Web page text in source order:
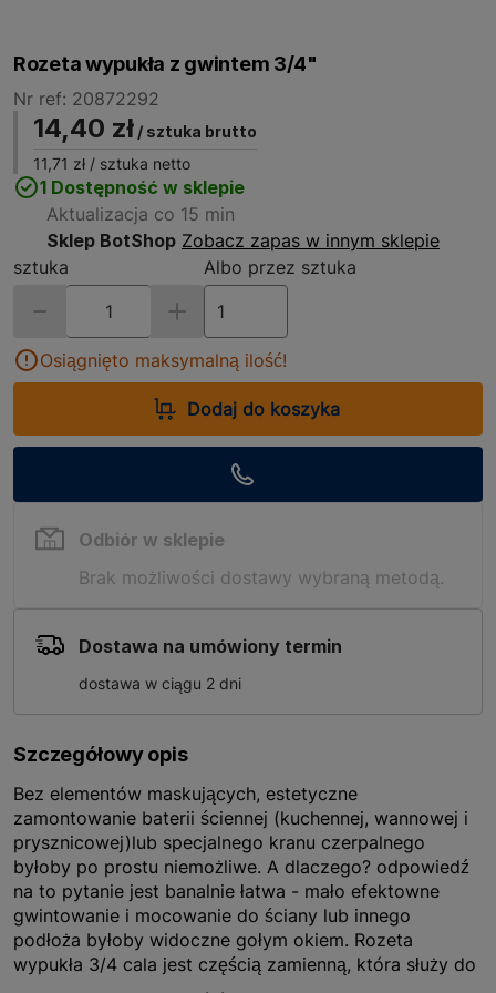
Rozeta wypukła z gwintem 3/4"
Nr ref: 20872292
14,40 zł / sztuka brutto
11,71 zł / sztuka netto
1 Dostępność w sklepie
Aktualizacja co 15 min
Sklep BotShop Zobacz zapas w innym sklepie
sztuka
Albo przez sztuka
Osiągnięto maksymalną ilość!
Dodaj do koszyka
Odbiór w sklepie
Brak możliwości dostawy wybraną metodą.
Dostawa na umówiony termin
dostawa w ciągu 2 dni
Szczegółowy opis
Bez elementów maskujących, estetyczne
zamontowanie baterii ściennej (kuchennej, wannowej i
prysznicowej)lub specjalnego kranu czerpalnego
byłoby po prostu niemożliwe. A dlaczego? odpowiedź
na to pytanie jest banalnie łatwa - mało efektowne
gwintowanie i mocowanie do ściany lub innego
podłoża byłoby widoczne gołym okiem. Rozeta
wypukła 3/4 cala jest częścią zamienną, która służy do
instalacji kranu czerpalnego lub baterii ściennej. Można